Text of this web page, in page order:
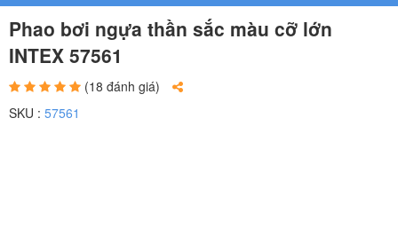
Phao bơi ngựa thần sắc màu cỡ lớn
INTEX 57561
(18 đánh giá)
SKU : 57561